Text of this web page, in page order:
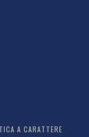
A CARATTERE